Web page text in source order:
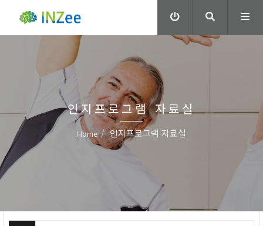
인지프로그램 자료실
Home 인지프로그램 자료실